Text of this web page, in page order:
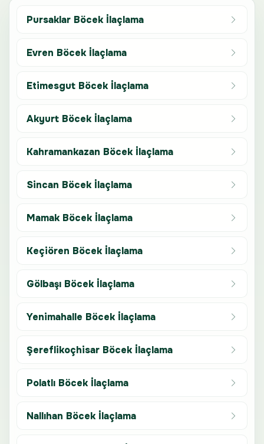
Pursaklar Böcek İlaçlama
Evren Böcek İlaçlama
Etimesgut Böcek İlaçlama
Akyurt Böcek İlaçlama
Kahramankazan Böcek İlaçlama
Sincan Böcek İlaçlama
Mamak Böcek İlaçlama
Keçiören Böcek İlaçlama
Gölbaşı Böcek İlaçlama
Yenimahalle Böcek İlaçlama
Şereflikoçhisar Böcek İlaçlama
Polatlı Böcek İlaçlama
Nallıhan Böcek İlaçlama